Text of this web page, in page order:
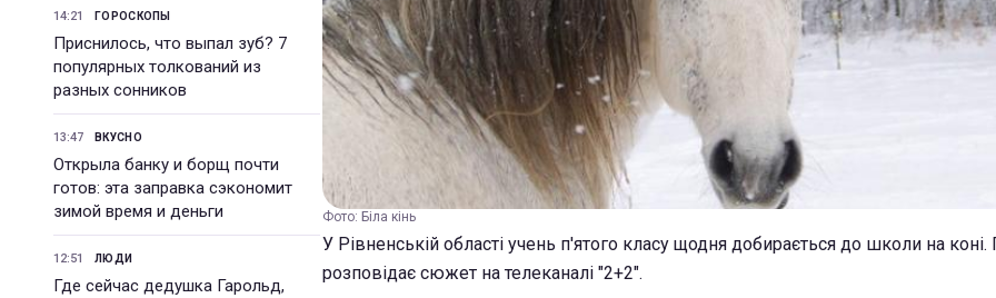
14:21 ГОРОСКОПЫ
Приснилось, что выпал зуб? 7
популярных толкований из
разных сонников
13:47 ВКУСНО
Открыла банку и борщ почти
готов: эта заправка сэкономит
зимой время и деньги
12:51 ЛЮДИ
Где сейчас дедушка Гарольд,
Фото: Біла кінь
У Рівненській області учень п'ятого класу щодня добирається до школи на
розповідає сюжет на телеканалі "2+2".